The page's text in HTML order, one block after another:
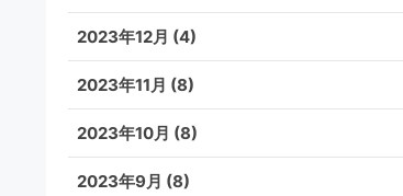
2023年12月 (4)
2023年11月 (8)
2023年10月 (8)
2023年9月 (8)